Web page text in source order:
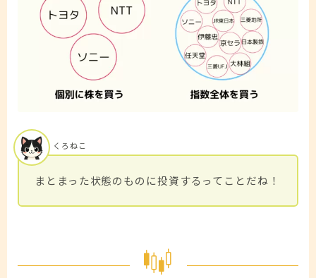
まとまった状態のものに投資するってことだね！
くろねこ